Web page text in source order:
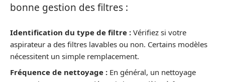
bonne gestion des filtres :
Identification du type de filtre : Vérifiez si votre
aspirateur a des filtres lavables ou non. Certains modèles
nécessitent un simple remplacement.
Fréquence de nettoyage : En général, un nettoyage